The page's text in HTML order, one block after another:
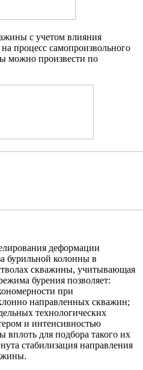
с учетом влияния
процесс самопроизвольного
можно произвести по
деформации
бурильной колонны в
скважины, учитывающая
бурения позволяет:
при
направленных скважин;
технологических
и интенсивностью
вплоть для подбора такого их
стабилизация направления